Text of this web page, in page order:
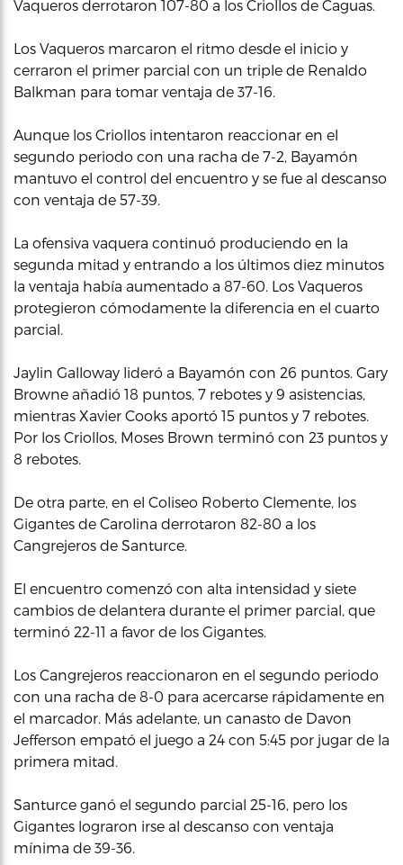
Vaqueros derrotaron 107-80 a los Criollos de Caguas.
Los Vaqueros marcaron el ritmo desde el inicio y
cerraron el primer parcial con un triple de Renaldo
Balkman para tomar ventaja de 37-16.
Aunque los Criollos intentaron reaccionar en el
segundo periodo con una racha de 7-2, Bayamón
mantuvo el control del encuentro y se fue al descanso
con ventaja de 57-39.
La ofensiva vaquera continuó produciendo en la
segunda mitad y entrando a los últimos diez minutos
la ventaja había aumentado a 87-60. Los Vaqueros
protegieron cómodamente la diferencia en el cuarto
parcial.
Jaylin Galloway lideró a Bayamón con 26 puntos. Gary
Browne añadió 18 puntos, 7 rebotes y 9 asistencias,
mientras Xavier Cooks aportó 15 puntos y 7 rebotes.
Por los Criollos, Moses Brown terminó con 23 puntos y
8 rebotes.
De otra parte, en el Coliseo Roberto Clemente, los
Gigantes de Carolina derrotaron 82-80 a los
Cangrejeros de Santurce.
El encuentro comenzó con alta intensidad y siete
cambios de delantera durante el primer parcial, que
terminó 22-11 a favor de los Gigantes.
Los Cangrejeros reaccionaron en el segundo periodo
con una racha de 8-0 para acercarse rápidamente en
el marcador. Más adelante, un canasto de Davon
Jefferson empató el juego a 24 con 5:45 por jugar de la
primera mitad.
Santurce ganó el segundo parcial 25-16, pero los
Gigantes lograron irse al descanso con ventaja
mínima de 39-36.